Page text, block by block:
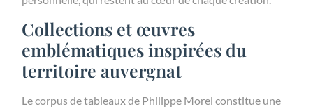
Collections et œuvres
emblématiques inspirées du
territoire auvergnat
Le corpus de tableaux de Philippe Morel constitue une